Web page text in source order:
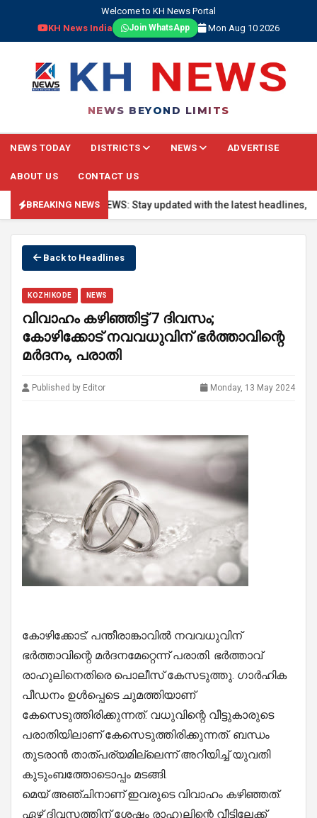
Welcome to KH News Portal
KH News India
Join WhatsApp Mon Aug 10 2026
NEWS BEYOND LIMITS
NEWS TODAY DISTRICTS NEWS ADVERTISE
ABOUT US CONTACT US
BREAKING NEWS
🔴 BREAKING NEWS: Stay updated with the latest headlines,
Back to Headlines
KOZHIKODE NEWS
വിവാഹം കഴിഞ്ഞിട്ട് 7 ദിവസം;
കോഴിക്കോട് നവവധുവിന് ഭർത്താവിന്റെ
മർദനം, പരാതി
Published by Editor Monday, 13 May 2024
കോഴിക്കോട്: പന്തീരാങ്കാവിൽ നവവധുവിന്
ഭർത്താവിന്റെ മർദനമേറ്റെന്ന് പരാതി. ഭർത്താവ്
രാഹുലിനെതിരെ പൊലീസ് കേസടുത്തു. ഗാർഹിക
പീഡനം ഉൾപ്പെടെ ചുമത്തിയാണ്
കേസെടുത്തിരിക്കുന്നത്. വധുവിന്റെ വീട്ടുകാരുടെ
പരാതിയിലാണ് കേസെടുത്തിരിക്കുന്നത്. ബന്ധം
തുടരാൻ താത്പര്യമില്ലെന്ന് അറിയിച്ച് യുവതി
കുടുംബത്തോടൊപ്പം മടങ്ങി.
മെയ് അഞ്ചിനാണ് ഇവരുടെ വിവാഹം കഴിഞ്ഞത്.
ഏഴ് ദിവസത്തിന് ശേഷം രാഹുലിന്റെ വീട്ടിലേക്ക്